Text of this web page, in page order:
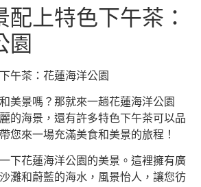
配上特色下午茶：
園
午茶：花蓮海洋公園
美景嗎？那就來一趟花蓮海洋公園
的海景，還有許多特色下午茶可以品
您來一場充滿美食和美景的旅程！
下花蓮海洋公園的美景。這裡擁有廣
灘和蔚藍的海水，風景怡人，讓您彷